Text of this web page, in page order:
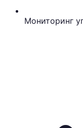
Мониторинг